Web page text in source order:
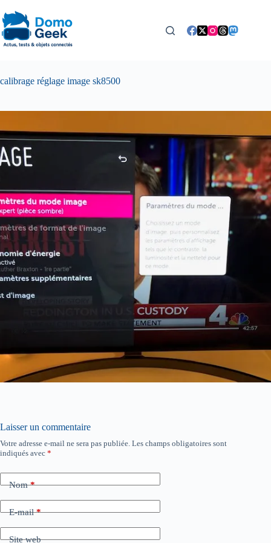
au
contenu
calibrage réglage image sk8500
Laisser un commentaire
Votre adresse e-mail ne sera pas publiée. Les champs obligatoires sont
indiqués avec *
Nom*
E-mail*
Site web